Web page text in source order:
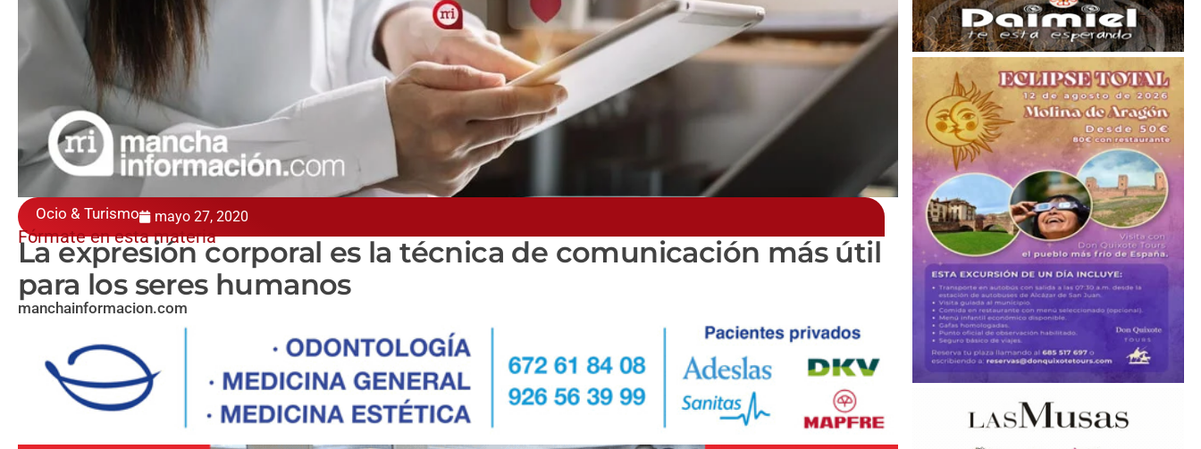
Ocio & Turismo mayo 27, 2020
Fórmate en esta materia
La expresión corporal es la técnica de comunicación más útil
para los seres humanos
manchainformacion.com